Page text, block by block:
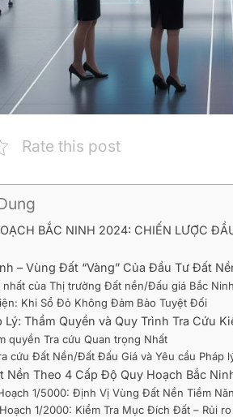
Rate this post
BẮC NINH 2024: CHIẾN LƯỢC
– Vùng Đất “Vàng” Của Đầu Tư Đất
nhất của Thị trường Đất nền/Đấu giá Bắc Ninh
Khi Sổ Đỏ Không Đảm Bảo Tuyệt Đối
Lý: Thẩm Quyền và Quy Trình Tra Cứu
quyền Tra cứu Quan trọng Nhất
cứu Đất Nền/Đất Đấu Giá và Yêu cầu Pháp
Nền Theo 4 Cấp Độ Quy Hoạch Bắc
1/5000: Định Vị Vùng Đất Nền Tiềm
1/2000: Kiểm Tra Mục Đích Đất – Rủi